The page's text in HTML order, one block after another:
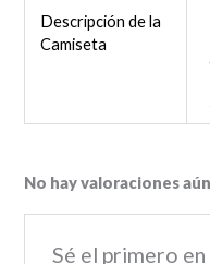
Descripción de la
Camiseta
No hay valoraciones
Sé el primero